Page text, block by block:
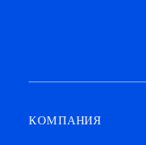
КОМПАНИЯ